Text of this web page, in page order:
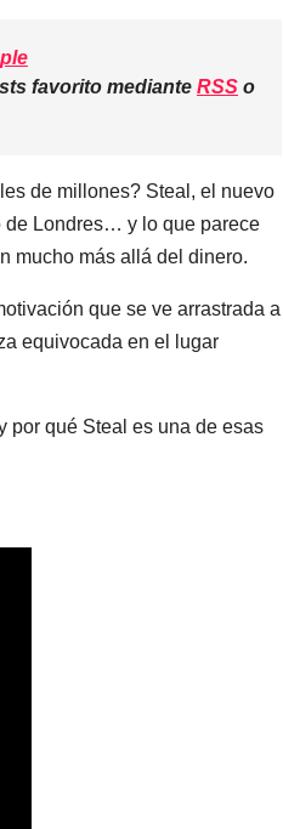
favorito mediante RSS o
de millones? Steal, el nuevo
de Londres… y lo que parece
mucho más allá del dinero.
que se ve arrastrada a
equivocada en el lugar
por qué Steal es una de esas